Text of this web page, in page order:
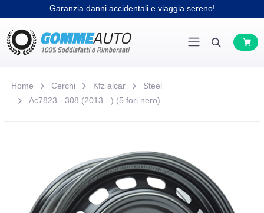
Garanzia danni accidentali e viaggia sereno!
Home Cerchi Kfz alcar
Steel
Ac7823 - 308 (2013 - ) (5 fori nero)